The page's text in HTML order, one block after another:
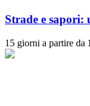
Strade e sapori:
15 giorni a partire da